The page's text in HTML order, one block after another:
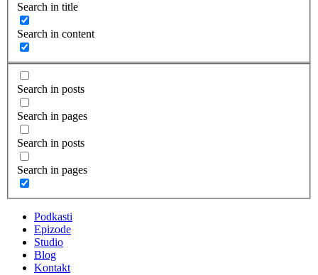
Search in title
Search in content
Search in posts
Search in pages
Search in posts
Search in pages
Podkasti
Epizode
Studio
Blog
Kontakt